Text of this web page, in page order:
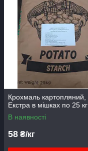
Крохмаль картопляний,
Екстра в мішках по 25 кг
В наявності
58 ₴/кг